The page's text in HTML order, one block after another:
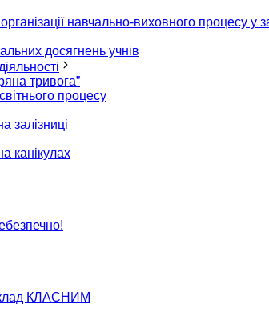
навчально-виховного процесу у
досягнень учнів
тривога”
процесу
залізниці
канікулах
КЛАСНИМ